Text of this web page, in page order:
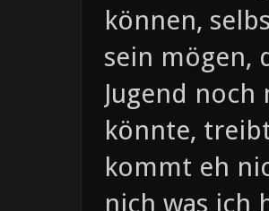
können,
sein mögen,
Jugend
könnte,
kommt eh
nich was ich